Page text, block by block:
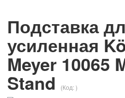
Подставка
усиленная
Meyer 10065
Stand (Код:)